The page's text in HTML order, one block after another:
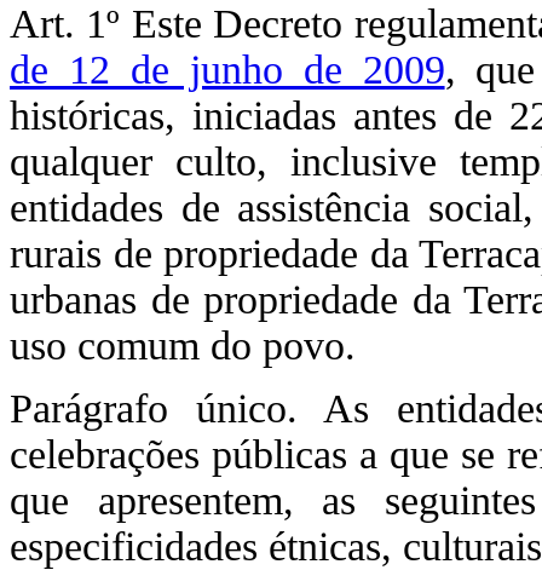
Art. 1º Este Decreto
de 12 de junho de 2009,
históricas, iniciadas antes de
qualquer culto, inclusive
entidades de assistência
rurais de propriedade da
urbanas de propriedade da
uso comum do povo.
Parágrafo único. As
celebrações públicas a que se
que apresentem, as
especificidades étnicas,